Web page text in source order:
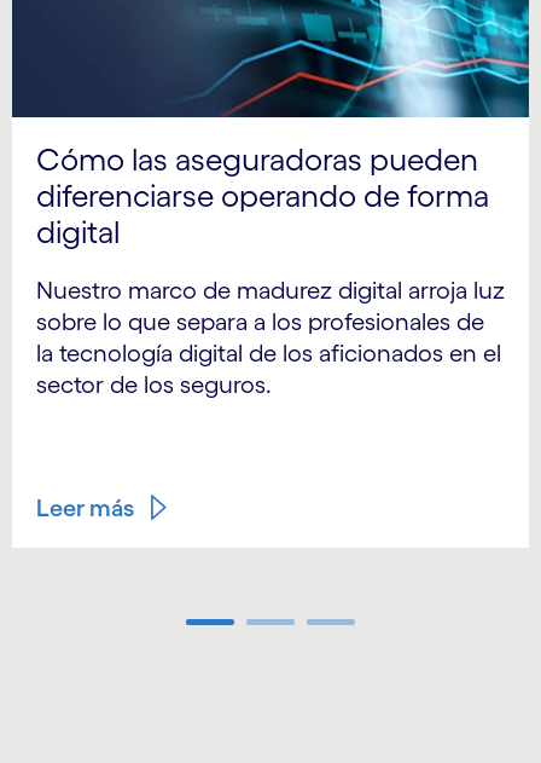
Cómo las aseguradoras pueden
diferenciarse operando de forma
digital
Nuestro marco de madurez digital arroja luz
sobre lo que separa a los profesionales de
la tecnología digital de los aficionados en el
sector de los seguros.
Leer más